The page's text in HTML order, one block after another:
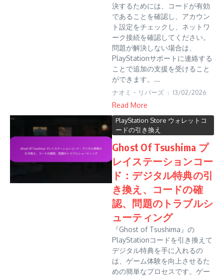
決するためには、コードが有効
であることを確認し、アカウン
ト設定をチェックし、ネットワ
ーク接続を確認してください。
問題が解決しない場合は、
PlayStationサポートに連絡する
ことで追加の支援を受けること
ができます。...
ナオミ・リバーズ 13/02/2026
Read More
PlayStation Store ウォレットコ
ードの引き換え
Ghost Of Tsushima プ
レイステーションコー
ド：デジタル特典の引
き換え、コードの確
認、問題のトラブルシ
ューティング
『Ghost of Tsushima』の
PlayStationコードを引き換えて
デジタル特典を手に入れるの
は、ゲーム体験を向上させるた
めの簡単なプロセスです。ゲー